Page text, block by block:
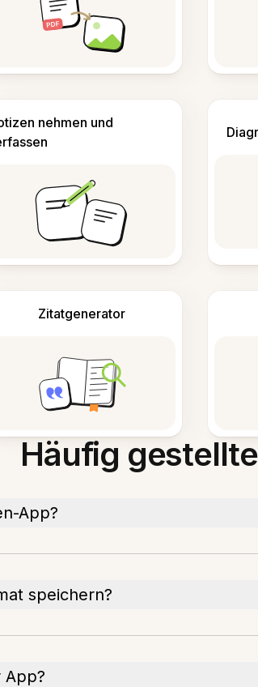
nehmen und
Zitatgenerator
Häufig
App?
speichern?
App?